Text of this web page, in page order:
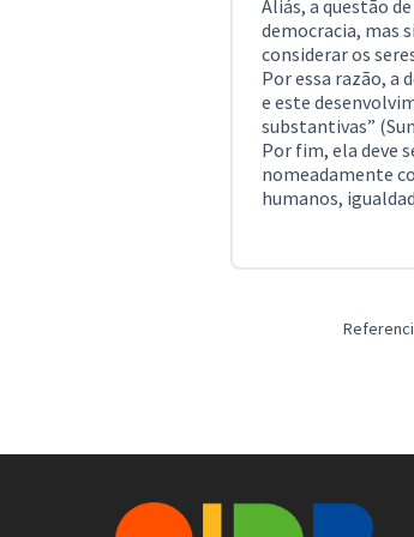
Aliás, a questão
democracia, mas
considerar os
Por essa razão, a
e este
substantivas”
Por fim, ela deve
nomeadamente
humanos,